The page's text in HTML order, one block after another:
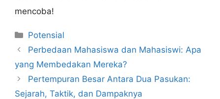
mencoba!
Categories
Potensial
Perbedaan Mahasiswa dan Mahasiswi: Apa
yang Membedakan Mereka?
Pertempuran Besar Antara Dua Pasukan:
Sejarah, Taktik, dan Dampaknya